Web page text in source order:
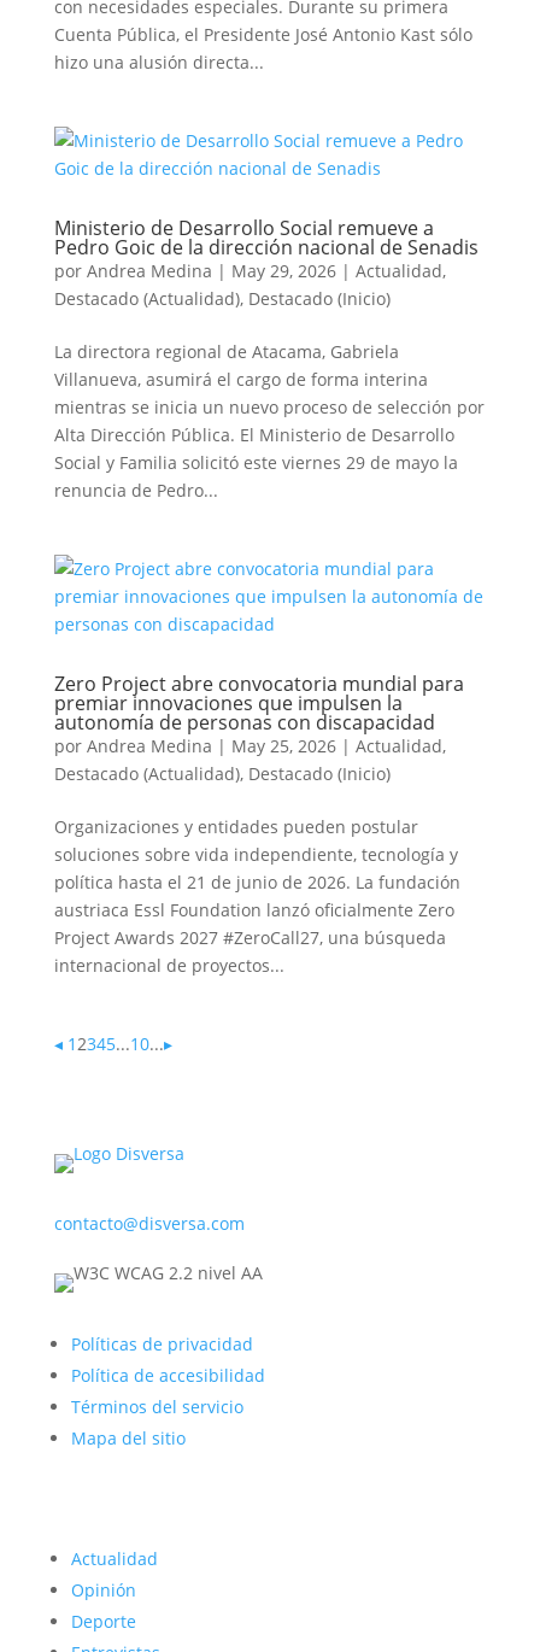
con necesidades especiales. Durante su primera
Cuenta Pública, el Presidente José Antonio Kast sólo
hizo una alusión directa...
Ministerio de Desarrollo Social remueve a
Pedro Goic de la dirección nacional de Senadis
por Andrea Medina | May 29, 2026| Actualidad,
Destacado (Actualidad), Destacado (Inicio)
La directora regional de Atacama, Gabriela
Villanueva, asumirá el cargo de forma interina
mientras se inicia un nuevo proceso de selección por
Alta Dirección Pública. El Ministerio de Desarrollo
Social y Familia solicitó este viernes 29 de mayo la
renuncia de Pedro...
Zero Project abre convocatoria mundial para
premiar innovaciones que impulsen la
autonomía de personas con discapacidad
por Andrea Medina | May 25, 2026| Actualidad,
Destacado (Actualidad), Destacado (Inicio)
Organizaciones y entidades pueden postular
soluciones sobre vida independiente, tecnología y
política hasta el 21 de junio de 2026. La fundación
austriaca Essl Foundation lanzó oficialmente Zero
Project Awards 2027 #ZeroCall27, una búsqueda
internacional de proyectos...
◂ 12345...10...▸
contacto@disversa.com
Políticas de privacidad
Política de accesibilidad
Términos del servicio
Mapa del sitio
Actualidad
Opinión
Deporte